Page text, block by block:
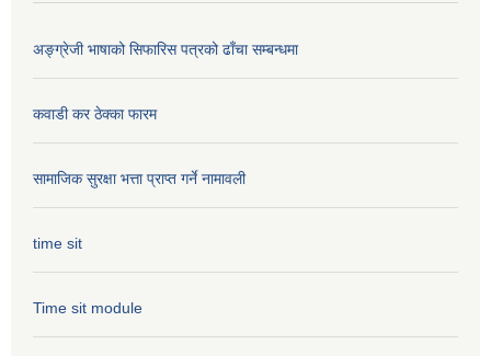
अङ्ग्रेजी भाषाको सिफारिस पत्रको ढाँचा सम्बन्धमा
कवाडी कर ठेक्का फारम
सामाजिक सुरक्षा भत्ता प्राप्त गर्ने नामावली
time sit
Time sit module